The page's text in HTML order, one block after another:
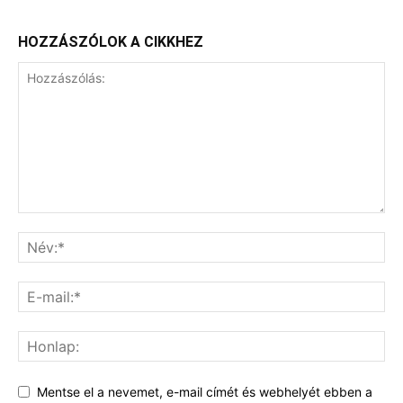
HOZZÁSZÓLOK A CIKKHEZ
Mentse el a nevemet, e-mail címét és webhelyét ebben a